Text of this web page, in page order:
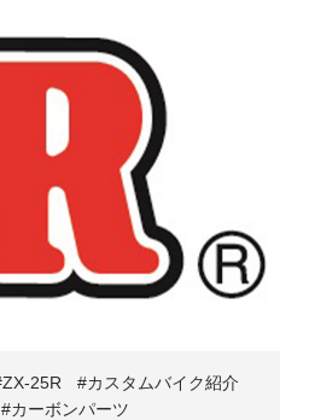
ZX-25R
カスタムバイク紹介
カーボンパーツ